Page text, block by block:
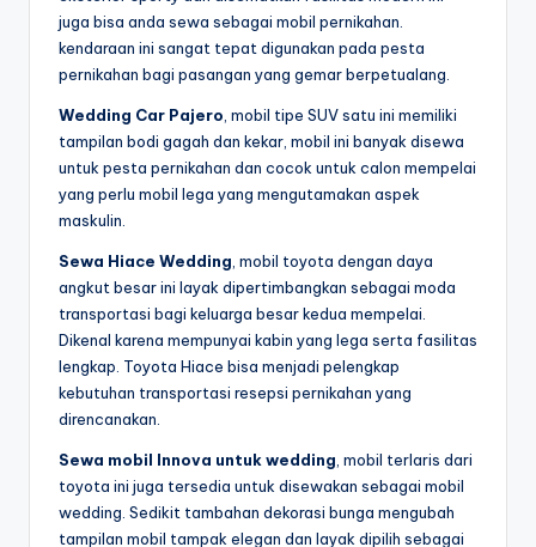
juga bisa anda sewa sebagai mobil pernikahan.
kendaraan ini sangat tepat digunakan pada pesta
pernikahan bagi pasangan yang gemar berpetualang.
Wedding Car Pajero , mobil tipe SUV satu ini memiliki
tampilan bodi gagah dan kekar, mobil ini banyak disewa
untuk pesta pernikahan dan cocok untuk calon mempelai
yang perlu mobil lega yang mengutamakan aspek
maskulin.
Sewa Hiace Wedding , mobil toyota dengan daya
angkut besar ini layak dipertimbangkan sebagai moda
transportasi bagi keluarga besar kedua mempelai.
Dikenal karena mempunyai kabin yang lega serta fasilitas
lengkap. Toyota Hiace bisa menjadi pelengkap
kebutuhan transportasi resepsi pernikahan yang
direncanakan.
Sewa mobil Innova untuk wedding , mobil terlaris dari
toyota ini juga tersedia untuk disewakan sebagai mobil
wedding. Sedikit tambahan dekorasi bunga mengubah
tampilan mobil tampak elegan dan layak dipilih sebagai